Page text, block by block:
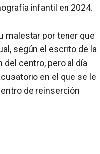
infantil en 2024.
malestar por tener que
según el escrito de la
del centro, pero al día
en el que se le
de reinserción